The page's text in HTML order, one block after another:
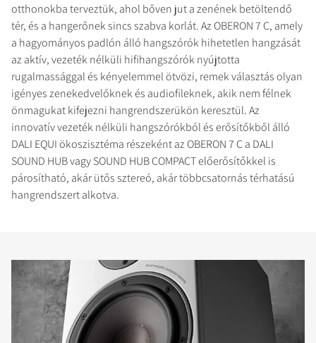
otthonokba terveztük, ahol bőven jut a zenének betöltendő
tér, és a hangerőnek sincs szabva korlát. Az OBERON 7 C, amely
a hagyományos padlón álló hangszórók hihetetlen hangzását
az aktív, vezeték nélküli hifihangszórók nyújtotta
rugalmassággal és kényelemmel ötvözi, remek választás olyan
igényes zenekedvelőknek és audiofileknek, akik nem félnek
önmagukat kifejezni hangrendszerükön keresztül. Az
innovatív vezeték nélküli hangszórókból és erősítőkből álló
DALI EQUI ökoszisztéma részeként az OBERON 7 C a DALI
SOUND HUB vagy SOUND HUB COMPACT előerősítőkkel is
párosítható, akár ütős sztereó, akár többcsatornás térhatású
hangrendszert alkotva.